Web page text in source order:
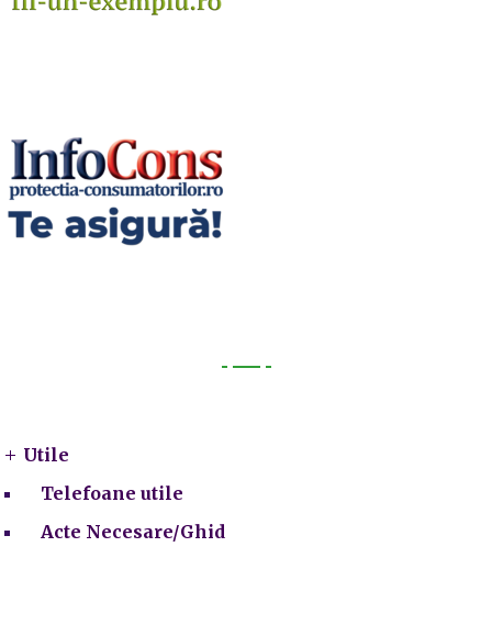
Utile
Telefoane utile
Acte Necesare/Ghid